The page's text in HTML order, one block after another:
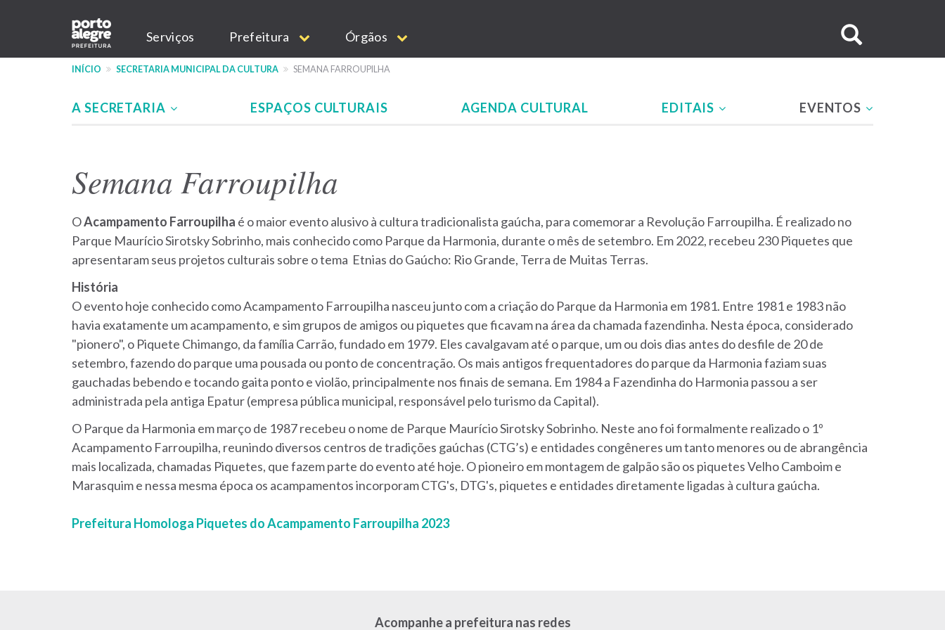
conteúdo
Main
navigation
Serviços Prefeitura Órgãos
no
INÍCIO SECRETARIA MUNICIPAL DA CULTURA SEMANA FARROUPILHA
-
site
SMC
A SECRETARIA ESPAÇOS CULTURAIS AGENDA CULTURAL EDITAIS EVENTOS
Semana Farroupilha
OAcampamento Farroupilha é o maior evento alusivo à cultura tradicionalista gaúcha, para comemorar a Revolução Farroupilha. É realizado no
Parque Maurício Sirotsky Sobrinho, mais conhecido como Parque da Harmonia, durante o mês de setembro. Em 2022, recebeu 230 Piquetes que
apresentaram seus projetos culturais sobre o tema Etnias do Gaúcho: Rio Grande, Terra de Muitas Terras.
História
O evento hoje conhecido como Acampamento Farroupilha nasceu junto com a criação do Parque da Harmonia em 1981. Entre 1981 e 1983 não
havia exatamente um acampamento, e sim grupos de amigos ou piquetes que ficavam na área da chamada fazendinha. Nesta época, considerado
"pionero", o Piquete Chimango, da família Carrão, fundado em 1979. Eles cavalgavam até o parque, um ou dois dias antes do desfile de 20 de
setembro, fazendo do parque uma pousada ou ponto de concentração. Os mais antigos frequentadores do parque da Harmonia faziam suas
gauchadas bebendo e tocando gaita ponto e violão, principalmente nos finais de semana. Em 1984 a Fazendinha do Harmonia passou a ser
administrada pela antiga Epatur (empresa pública municipal, responsável pelo turismo da Capital).
O Parque da Harmonia em março de 1987 recebeu o nome de Parque Maurício Sirotsky Sobrinho. Neste ano foi formalmente realizado o 1º
Acampamento Farroupilha, reunindo diversos centros de tradições gaúchas (CTG’s) e entidades congêneres um tanto menores ou de abrangência
mais localizada, chamadas Piquetes, que fazem parte do evento até hoje. O pioneiro em montagem de galpão são os piquetes Velho Camboim e
Marasquim e nessa mesma época os acampamentos incorporam CTG's, DTG's, piquetes e entidades diretamente ligadas à cultura gaúcha.
Prefeitura Homologa Piquetes do Acampamento Farroupilha 2023
Acompanhe a prefeitura nas redes